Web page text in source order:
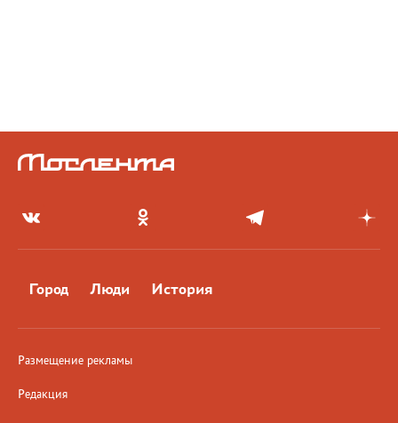
Город Люди История
Размещение рекламы
Редакция